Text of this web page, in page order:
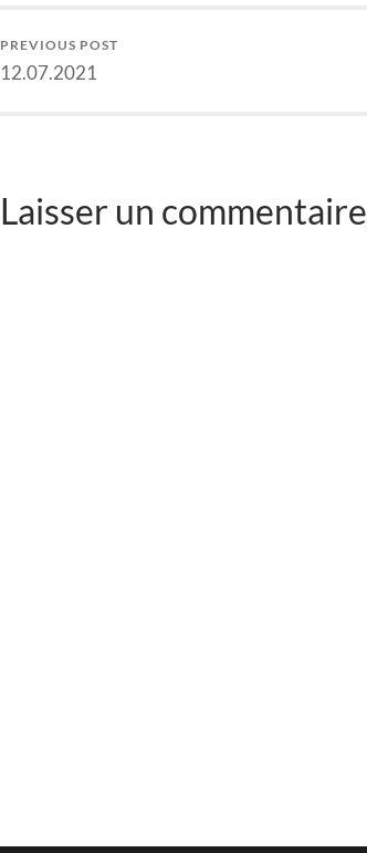
PREVIOUS POST
12.07.2021
Laisser un